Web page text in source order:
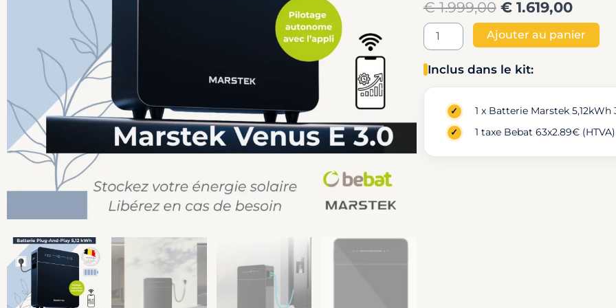
€1.999,00 Original
price
€1.619,00
price
quantité
de
Venus
3.0
Batterie
domestique
Plug
Ajouter au panier
Inclus dans le kit:
1 x Batterie Marstek 5,12kWh
1 taxe Bebat 63x2.89€ (HTVA)